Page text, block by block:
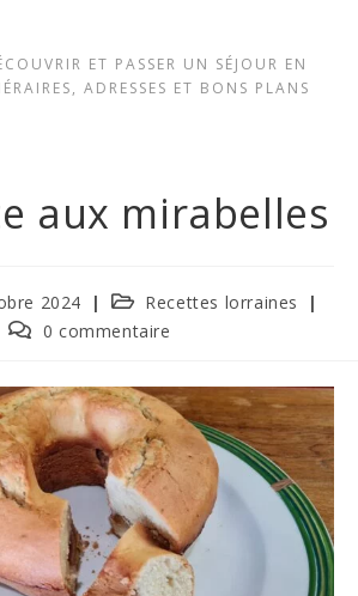
ET PASSER UN SÉJOUR EN
ADRESSES ET BONS PLANS
aux mirabelles
2024
Recettes lorraines
0 commentaire